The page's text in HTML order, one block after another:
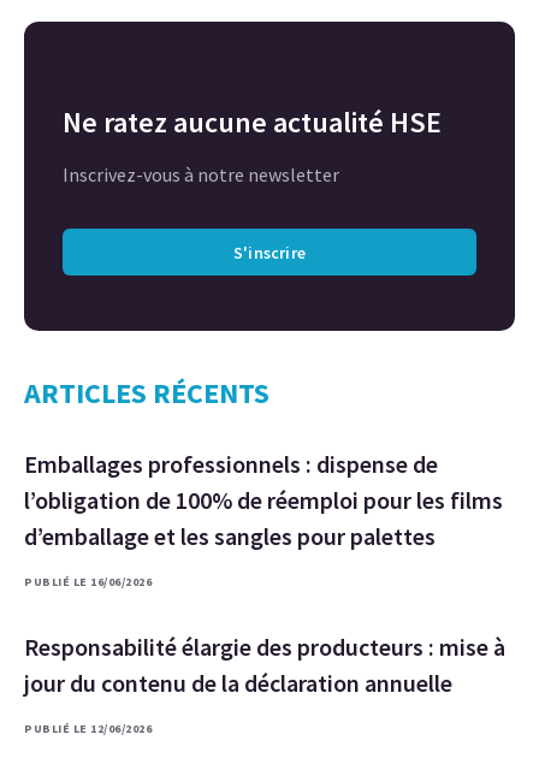
Ne ratez aucune actualité HSE
Inscrivez-vous à notre newsletter
S'inscrire
ARTICLES RÉCENTS
Emballages professionnels : dispense de
l’obligation de 100% de réemploi pour les films
d’emballage et les sangles pour palettes
PUBLIÉ LE 16/06/2026
Responsabilité élargie des producteurs : mise à
jour du contenu de la déclaration annuelle
PUBLIÉ LE 12/06/2026